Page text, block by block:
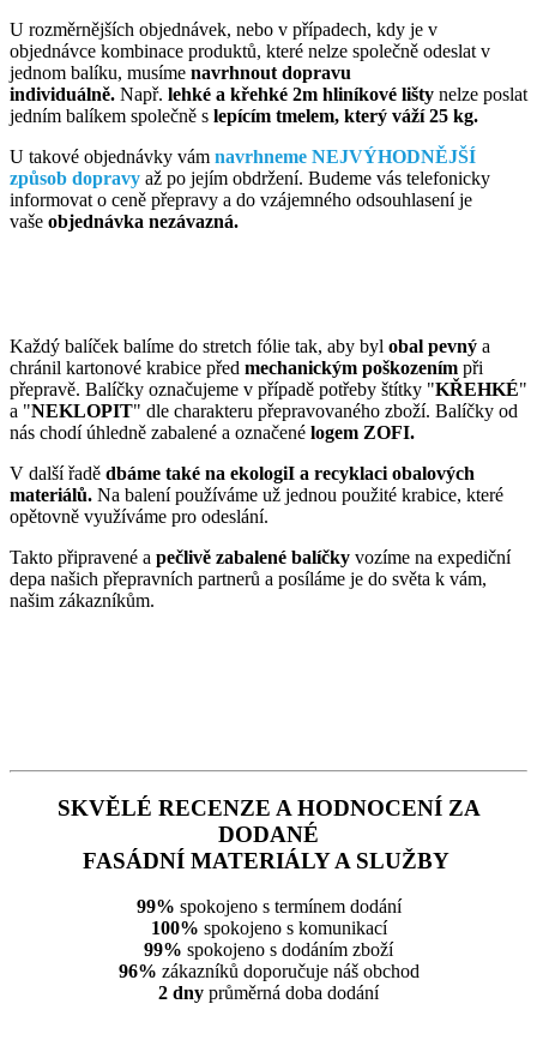
U rozměrnějších objednávek, nebo v případech, kdy je v
objednávce kombinace produktů, které nelze společně odeslat v
jednom balíku, musíme navrhnout dopravu
individuálně. Např. lehké a křehké 2m hliníkové lišty nelze poslat
jedním balíkem společně s lepícím tmelem, který váží 25 kg.
U takové objednávky vám navrhneme NEJVÝHODNĚJŠÍ
způsob dopravy až po jejím obdržení. Budeme vás telefonicky
informovat o ceně přepravy a do vzájemného odsouhlasení je
vaše objednávka nezávazná.
Každý balíček balíme do stretch fólie tak, aby byl obal pevný a
chránil kartonové krabice před mechanickým poškozením při
přepravě. Balíčky označujeme v případě potřeby štítky "KŘEHKÉ"
a "NEKLOPIT" dle charakteru přepravovaného zboží. Balíčky od
nás chodí úhledně zabalené a označené logem ZOFI.
V další řadě dbáme také na ekologiI a recyklaci obalových
materiálů. Na balení používáme už jednou použité krabice, které
opětovně využíváme pro odeslání.
Takto připravené a pečlivě zabalené balíčky vozíme na expediční
depa našich přepravních partnerů a posíláme je do světa k vám,
našim zákazníkům.
SKVĚLÉ RECENZE A HODNOCENÍ ZA
DODANÉ
FASÁDNÍ MATERIÁLY A SLUŽBY
99% spokojeno s termínem dodání
100% spokojeno s komunikací
99% spokojeno s dodáním zboží
96% zákazníků doporučuje náš obchod
2 dny průměrná doba dodání